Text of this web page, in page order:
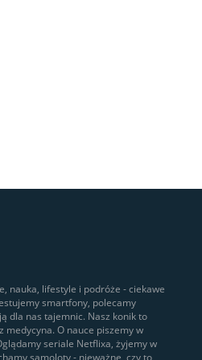
nauka, lifestyle i podróże - ciekawe
smartfony, polecamy
dla nas tajemnic. Nasz konik to
O nauce piszemy w
seriale Netflixa, żyjemy w
samoloty - nieważne, czy to